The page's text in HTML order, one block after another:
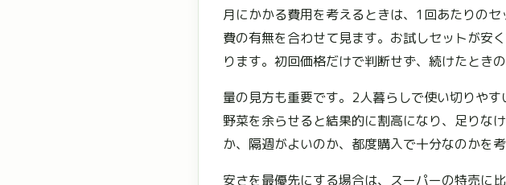
月にかかる費用を考えるときは、1回あたりの
費の有無を合わせて見ます。お試しセットが安
ります。初回価格だけで判断せず、続けたとき
量の見方も重要です。2人暮らしで使い切りや
野菜を余らせると結果的に割高になり、足りな
か、隔週がよいのか、都度購入で十分なのかを
安さを最優先にする場合は、スーパーの特売に